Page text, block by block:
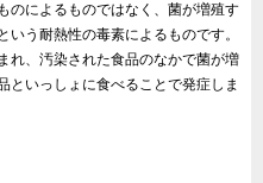
によるものではなく、菌が増殖す
う耐熱性の毒素によるものです。
れ、汚染された食品のなかで菌が増
といっしょに食べることで発症しま